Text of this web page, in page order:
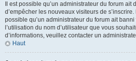
Il est possible qu’un administrateur du forum
d’empêcher les nouveaux visiteurs de
possible qu’un administrateur du forum ait
l’utilisation du nom d’utilisateur que vous
d’informations, veuillez contacter un
Haut